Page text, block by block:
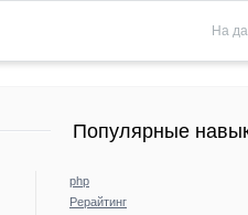
На
Популярные
php
Рерайтинг